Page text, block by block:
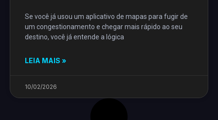
Se você já usou um aplicativo de mapas para fugir de
um congestionamento e chegar mais rápido ao seu
destino, você já entende a lógica
LEIA MAIS »
10/02/2026